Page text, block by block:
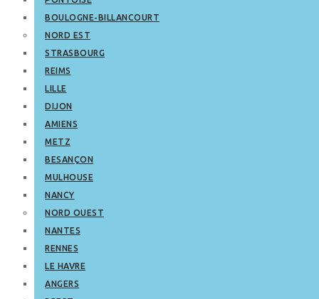
BOULOGNE-BILLANCOURT
NORD EST
STRASBOURG
REIMS
LILLE
DIJON
AMIENS
METZ
BESANÇON
MULHOUSE
NANCY
NORD OUEST
NANTES
RENNES
LE HAVRE
ANGERS